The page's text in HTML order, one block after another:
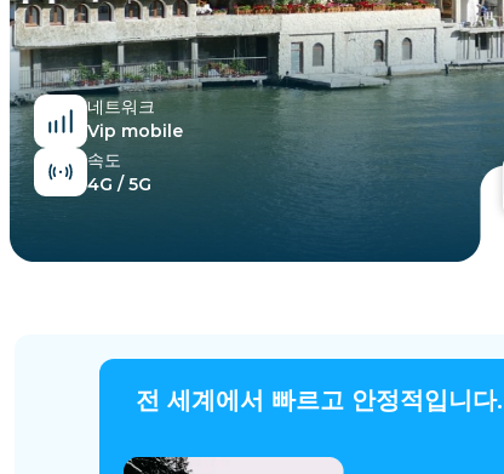
네트워크
Vip mobile
속도
4G / 5G
전 세계에서 빠르고 안정적입니다.